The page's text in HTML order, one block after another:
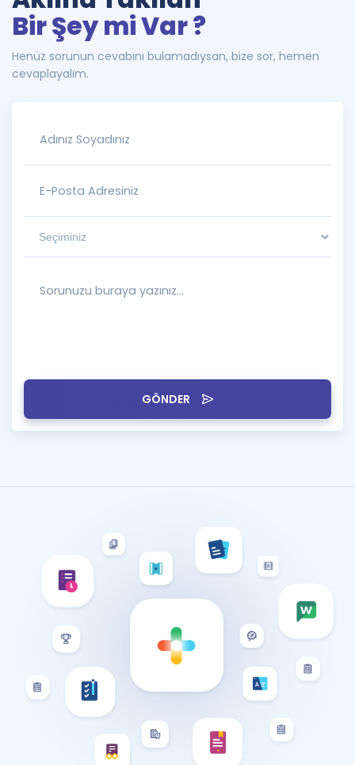
GÖNDER
Bir Şey mi Var ?
Henüz sorunun cevabını bulamadıysan, bize sor, hemen
cevaplayalım.